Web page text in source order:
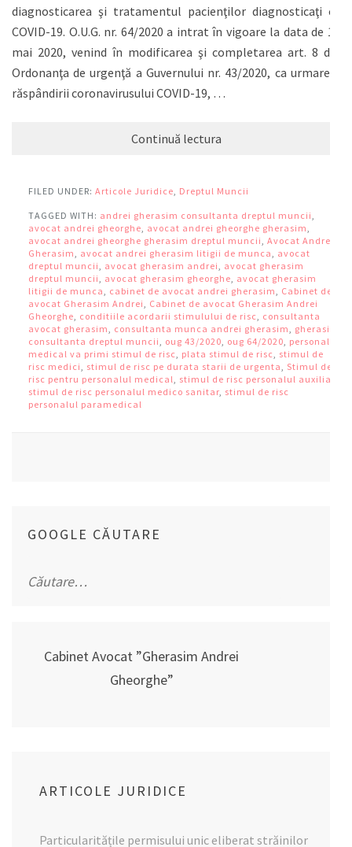
diagnosticarea şi tratamentul pacienţilor diagnosticaţi cu
COVID-19. O.U.G. nr. 64/2020 a intrat în vigoare la data de 11
mai 2020, venind în modificarea şi completarea art. 8 din
Ordonanţa de urgenţă a Guvernului nr. 43/2020, ca urmare a
răspândirii coronavirusului COVID-19, …
Continuă lectura
FILED UNDER: Articole Juridice, Dreptul Muncii
TAGGED WITH: andrei gherasim consultanta dreptul muncii,
avocat andrei gheorghe, avocat andrei gheorghe gherasim,
avocat andrei gheorghe gherasim dreptul muncii, Avocat Andrei
Gherasim, avocat andrei gherasim litigii de munca, avocat
dreptul muncii, avocat gherasim andrei, avocat gherasim
dreptul muncii, avocat gherasim gheorghe, avocat gherasim
litigii de munca, cabinet de avocat andrei gherasim, Cabinet de
avocat Gherasim Andrei, Cabinet de avocat Gherasim Andrei
Gheorghe, conditiile acordarii stimulului de risc, consultanta
avocat gherasim, consultanta munca andrei gherasim, gherasim
consultanta dreptul muncii, oug 43/2020, oug 64/2020, personalul
medical va primi stimul de risc, plata stimul de risc, stimul de
risc medici, stimul de risc pe durata starii de urgenta, Stimul de
risc pentru personalul medical, stimul de risc personalul auxiliar
stimul de risc personalul medico sanitar, stimul de risc
personalul paramedical
GOOGLE CĂUTARE
după:
Cabinet Avocat ”Gherasim Andrei
Gheorghe”
ARTICOLE JURIDICE
Particularitățile permisului unic eliberat străinilor